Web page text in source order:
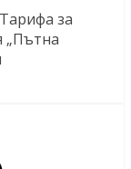
за
„Пътна